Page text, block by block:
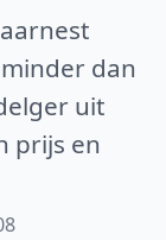
dan
uit
prijs en